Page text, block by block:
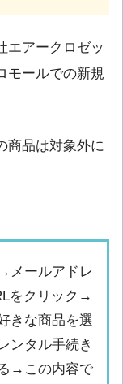
エアークロゼッ
モールでの新規
商品は対象外に
メールアドレ
をクリック→
きな商品を選
ンタル手続き
→この内容で